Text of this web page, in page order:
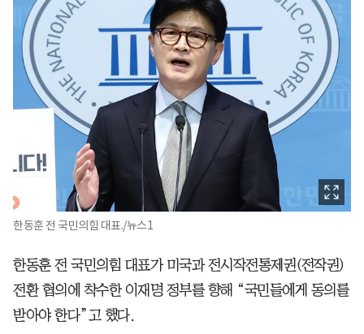
한동훈 전 국민의힘 대표./뉴스1
한동훈 전 국민의힘 대표가 미국과 전시작전통제권(전작권)
전환 협의에 착수한 이재명 정부를 향해 “국민들에게 동의를
받아야 한다”고 했다.